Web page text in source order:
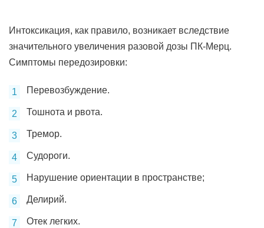
Интоксикация, как правило, возникает вследствие
значительного увеличения разовой дозы ПК-Мерц.
Симптомы передозировки:
Перевозбуждение.
Тошнота и рвота.
Тремор.
Судороги.
Нарушение ориентации в пространстве;
Делирий.
Отек легких.